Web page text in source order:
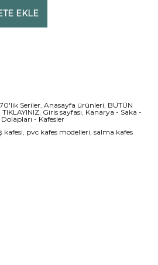
EKLE
Seriler, Anasayfa ürünleri, BÜTÜN
, Giris sayfası, Kanarya - Saka -
- Kafesler
kafesi, pvc kafes modelleri, salma kafes